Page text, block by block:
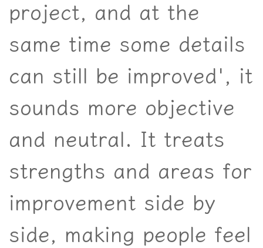
project, and at the
same time some details
can still be improved', it
sounds more objective
and neutral. It treats
strengths and areas for
improvement side by
side, making people feel